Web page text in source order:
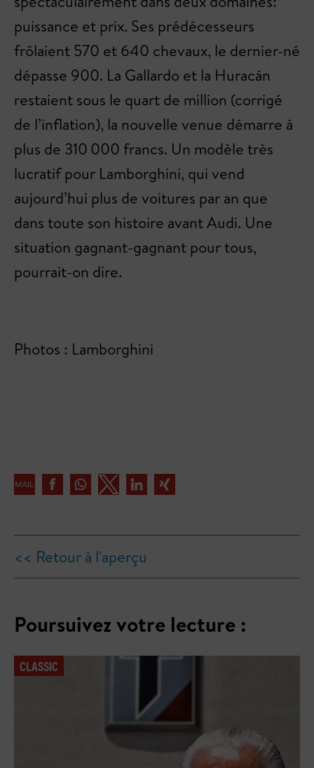
puissance et prix. Ses prédécesseurs
frôlaient 570 et 640 chevaux, le dernier-né
dépasse 900. La Gallardo et la Huracán
restaient sous le quart de million (corrigé
de l’inflation), la nouvelle venue démarre à
plus de 310 000 francs. Un modèle très
lucratif pour Lamborghini, qui vend
aujourd’hui plus de voitures par an que
dans toute son histoire avant Audi. Une
situation gagnant-gagnant pour tous,
pourrait-on dire.
Photos : Lamborghini
<< Retour à l'aperçu
Poursuivez votre lecture :
CLASSIC